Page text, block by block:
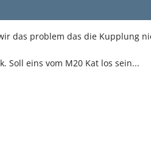
das problem das die Kupplung
Soll eins vom M20 Kat los sein...